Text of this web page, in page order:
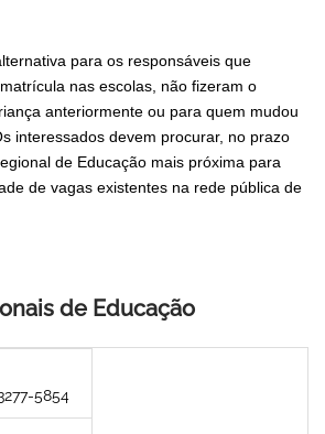
para os responsáveis que
nas escolas, não fizeram o
anteriormente ou para quem mudou
interessados devem procurar, no prazo
de Educação mais próxima para
de vagas existentes na rede pública de
de Educação
5854